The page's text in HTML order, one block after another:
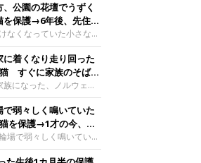
公園の花壇でうずく
を保護→6年後、先住猫
な関係に
なくなっていた小さな子
れてから6年、先住猫と
育まれていました。保護
ん。
紹介するのは、
ーザー
さんの愛猫・ティダ
）の成長記録です。こ
ごろのティダちゃん。
ったのは、夜から大雨に
に着くなり走り回った
すぐに家族のそばで
迎えてよかった」
になった、ノルウェー
キャットの子猫。お迎え
家でくつろぐ様子を見せ
え翌日、ベッドでうとう
お迎え翌日のむうちゃ
紹介するのは、
弱々しく鳴いていた
を保護→1才の今、筋
なコに成長
場で弱々しく鳴いてい
どの子猫。家族に迎えら